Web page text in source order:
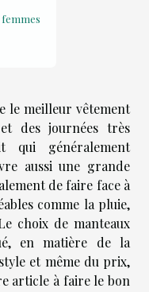
le meilleur vêtement
des journées très
qui généralement
aussi une grande
de faire face à
comme la pluie,
choix de manteaux
en matière de la
et même du prix,
article à faire le bon